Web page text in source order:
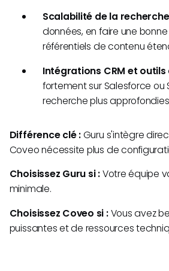
Scalabilité de la recherche
données, en faire une
référentiels de contenu
Intégrations CRM et outils
fortement sur Salesforce
recherche plus
Différence clé :Guru s'intègre
Coveo nécessite plus de
Choisissez Guru si :Votre équipe
minimale.
Choisissez Coveo si :Vous avez
puissantes et de ressources